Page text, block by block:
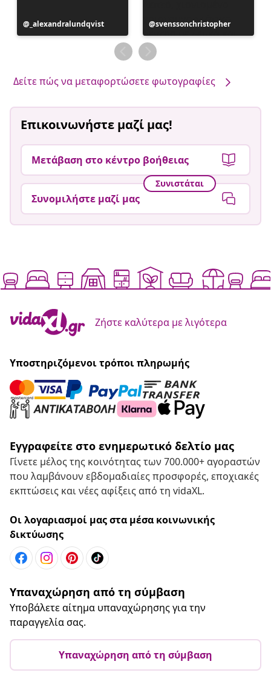
Η
ανάρτηση
_alexandralundqvist
Η
ανάρτηση
δημοσιεύθηκε
από
svenssonchristopher
Δείτε πώς να μεταφορτώσετε φωτογραφίες
Επικοινωνήστε μαζί μας!
Μετάβαση στο κέντρο βοήθειας
Συνιστάται
Συνομιλήστε μαζί μας
Ζήστε καλύτερα με λιγότερα
Υποστηριζόμενοι τρόποι πληρωμής
Εγγραφείτε στο ενημερωτικό δελτίο μας
Γίνετε μέλος της κοινότητας των 700.000+ αγοραστών
που λαμβάνουν εβδομαδιαίες προσφορές, εποχιακές
εκπτώσεις και νέες αφίξεις από τη vidaXL.
Οι λογαριασμοί μας στα μέσα κοινωνικής
δικτύωσης
Υπαναχώρηση από τη σύμβαση
Υποβάλετε αίτημα υπαναχώρησης για την
παραγγελία σας.
Υπαναχώρηση από τη σύμβαση